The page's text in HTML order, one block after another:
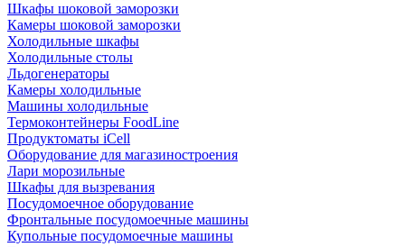
Шкафы шоковой заморозки
Камеры шоковой заморозки
Холодильные шкафы
Холодильные столы
Льдогенераторы
Камеры холодильные
Машины холодильные
Термоконтейнеры FoodLine
Продуктоматы iCell
Оборудование для магазиностроения
Лари морозильные
Шкафы для вызревания
Посудомоечное оборудование
Фронтальные посудомоечные машины
Купольные посудомоечные машины